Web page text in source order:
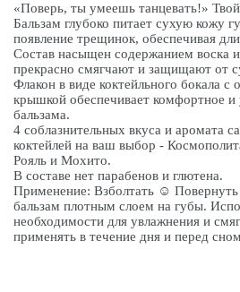
«Поверь, ты умеешь танцевать!»
Бальзам глубоко питает сухую кожу
появление трещинок, обеспечивая
Состав насыщен содержанием воска
прекрасно смягчают и защищают от
Флакон в виде коктейльного бокала с
крышкой обеспечивает комфортное и
бальзама.
4 соблазнительных вкуса и аромата
коктейлей на ваш выбор -
Рояль и Мохито.
В составе нет парабенов и глютена.
Применение: Взболтать ☺
бальзам плотным слоем на губы.
необходимости для увлажнения и
применять в течение дня и перед